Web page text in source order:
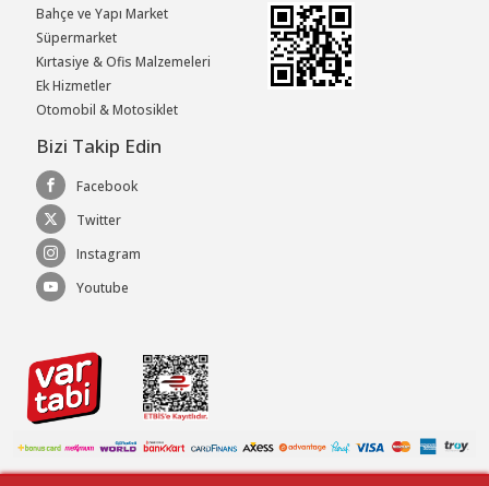
Bahçe ve Yapı Market
Süpermarket
Kırtasiye & Ofis Malzemeleri
Ek Hizmetler
Otomobil & Motosiklet
Bizi Takip Edin
Facebook
Twitter
Instagram
Youtube